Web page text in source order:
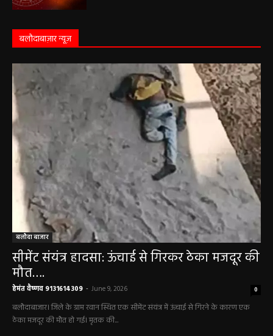
बलौदाबाज़ार न्यूज़
बलौदा बाजार
सीमेंट संयंत्र हादसा: ऊंचाई से गिरकर ठेका मजदूर की
मौत….
हेमंत वैष्णव 9131614309 June 9, 2026 0
बलौदाबाजार। जिले के ग्राम रवान स्थित एक सीमेंट संयंत्र में ऊंचाई से गिरने के कारण एक
ठेका मजदूर की मौत हो गई। मृतक की...